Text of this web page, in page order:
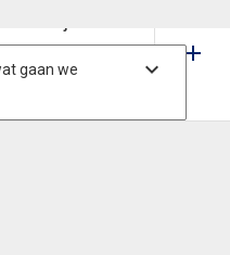
stad zijn. We
van 61%